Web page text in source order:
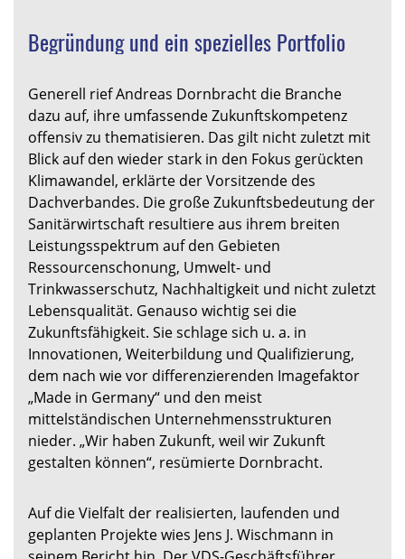
Begründung und ein spezielles Portfolio
Generell rief Andreas Dornbracht die Branche
dazu auf, ihre umfassende Zukunftskompetenz
offensiv zu thematisieren. Das gilt nicht zuletzt mit
Blick auf den wieder stark in den Fokus gerückten
Klimawandel, erklärte der Vorsitzende des
Dachverbandes. Die große Zukunftsbedeutung der
Sanitärwirtschaft resultiere aus ihrem breiten
Leistungsspektrum auf den Gebieten
Ressourcenschonung, Umwelt- und
Trinkwasserschutz, Nachhaltigkeit und nicht zuletzt
Lebensqualität. Genauso wichtig sei die
Zukunftsfähigkeit. Sie schlage sich u. a. in
Innovationen, Weiterbildung und Qualifizierung,
dem nach wie vor differenzierenden Imagefaktor
„Made in Germany“ und den meist
mittelständischen Unternehmensstrukturen
nieder. „Wir haben Zukunft, weil wir Zukunft
gestalten können“, resümierte Dornbracht.
Auf die Vielfalt der realisierten, laufenden und
geplanten Projekte wies Jens J. Wischmann in